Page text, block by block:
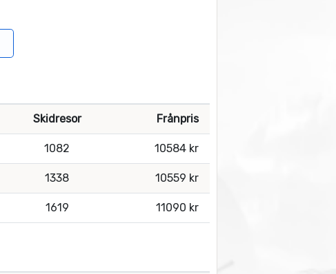
Skidresor Frånpris
1082 10584 kr
1338 10559 kr
1619 11090 kr